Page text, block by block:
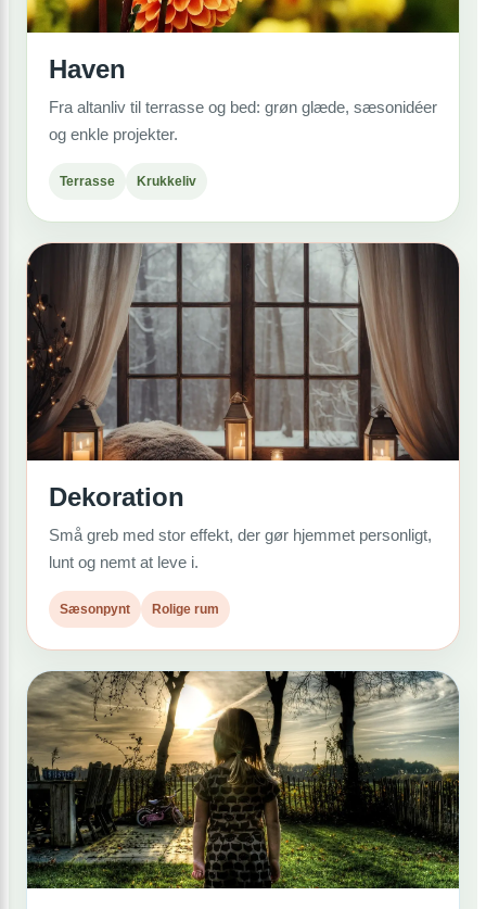
Haven
Fra altanliv til terrasse og bed: grøn glæde, sæsonidéer
og enkle projekter.
Terrasse Krukkeliv
Dekoration
Små greb med stor effekt, der gør hjemmet personligt,
lunt og nemt at leve i.
Sæsonpynt Rolige rum